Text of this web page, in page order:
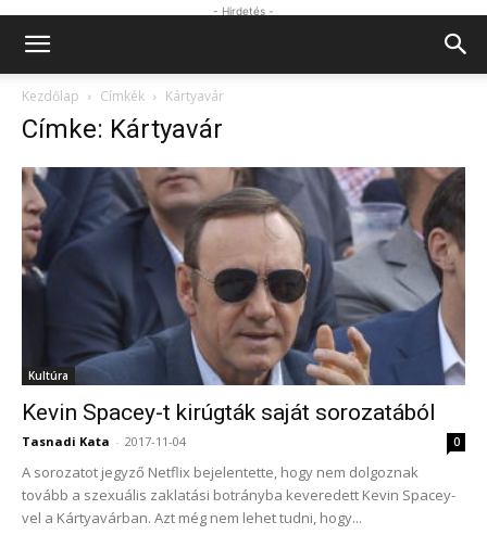
- Hirdetés -
Kezdőlap Címkék Kártyavár
Címke: Kártyavár
Kultúra
Kevin Spacey-t kirúgták saját sorozatából
Tasnadi Kata - 2017-11-04 0
A sorozatot jegyző Netflix bejelentette, hogy nem dolgoznak
tovább a szexuális zaklatási botrányba keveredett Kevin Spacey-
vel a Kártyavárban. Azt még nem lehet tudni, hogy...